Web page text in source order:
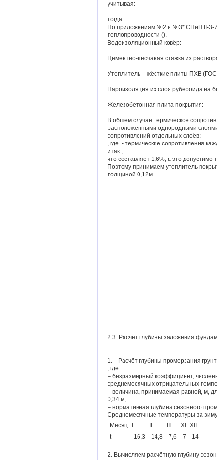
учитывая:
тогда
По приложениям №2 и №3* СНиП II-3-
теплопроводности ().
Водоизоляционный ковёр:
Цементно-песчаная стяжка из
Утеплитель – жёсткие плиты ПХВ
Пароизоляция из слоя рубероида на
Железобетонная плита покрытия:
В общем случае термическое
расположенными однородными слоями
сопротивлений отдельных слоёв:
, где - термические сопротивления
итак ,
что составляет 1,6%, а это допустимо
Поэтому принимаем утеплитель
толщиной 0,12м.
2.3. Расчёт глубины заложения
1. Расчёт глубины промерзания
, где
– безразмерный коэффициент,
среднемесячных отрицательных
- величина, принимаемая равной, м,
0,34 м;
– нормативная глубина сезонного
Среднемесячные температуры за
Месяц
XI
XII
t
-16,3 -14,8 -7,6 -7 -14
2. Вычисляем расчётную глубину